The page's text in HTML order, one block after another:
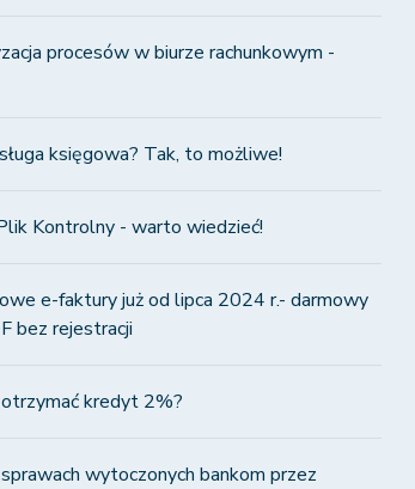
procesów w biurze rachunkowym -
księgowa? Tak, to możliwe!
Kontrolny - warto wiedzieć!
e-faktury już od lipca 2024 r.- darmowy
bez rejestracji
kredyt 2%?
wytoczonych bankom przez